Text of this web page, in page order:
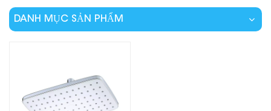
DANH MỤC SẢN PHẨM